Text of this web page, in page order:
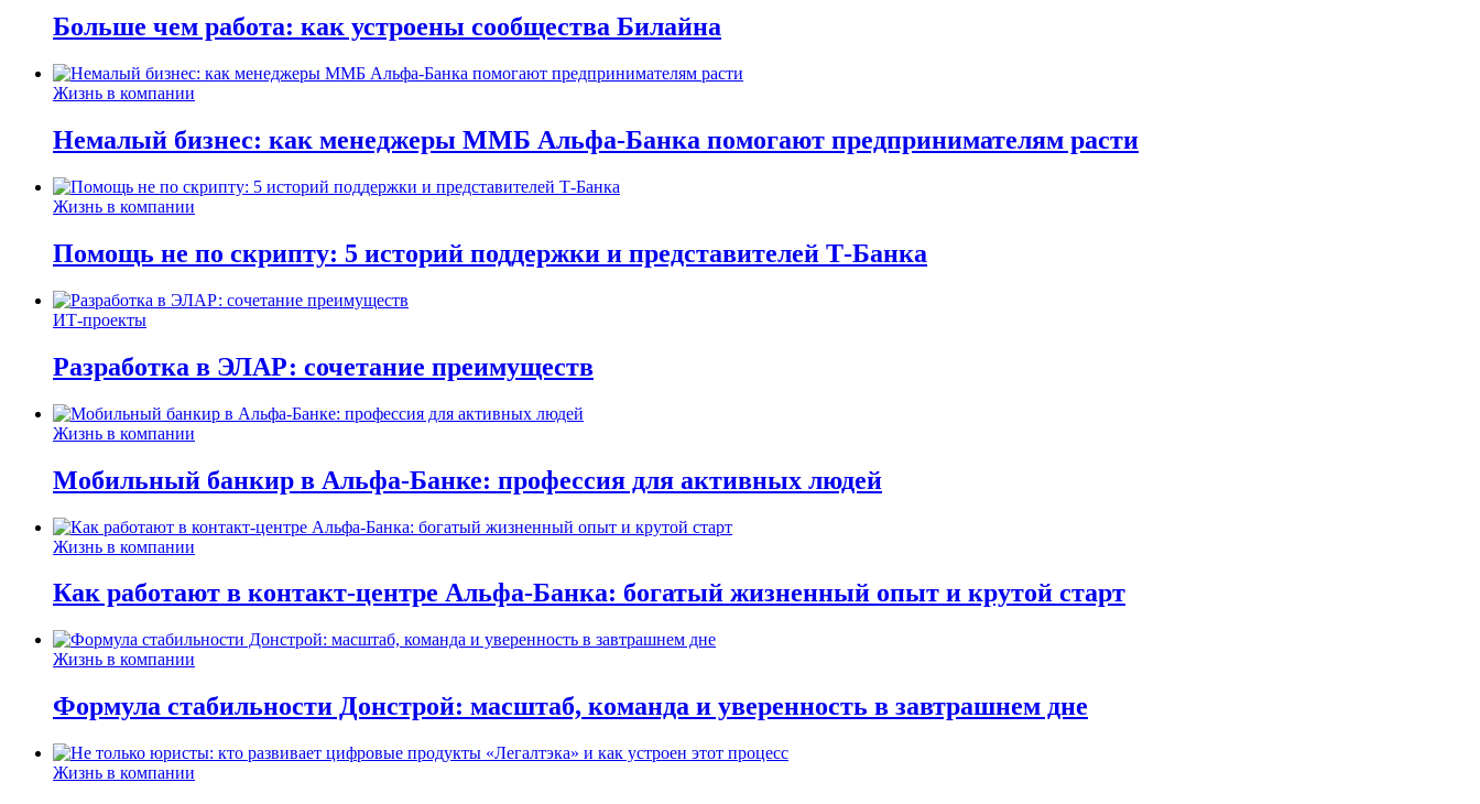
Больше чем работа: как устроены сообщества Билайна
Жизнь в компании
Немалый бизнес: как менеджеры ММБ Альфа-Банка помогают предпринимателям расти
Жизнь в компании
Помощь не по скрипту: 5 историй поддержки и представителей Т-Банка
ИТ-проекты
Разработка в ЭЛАР: сочетание преимуществ
Жизнь в компании
Мобильный банкир в Альфа-Банке: профессия для активных людей
Жизнь в компании
Как работают в контакт-центре Альфа-Банка: богатый жизненный опыт и крутой старт
Жизнь в компании
Формула стабильности Донстрой: масштаб, команда и уверенность в завтрашнем дне
Жизнь в компании